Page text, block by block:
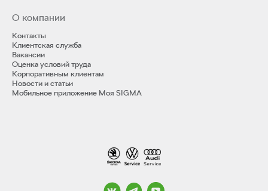
О компании
Контакты
Клиентская служба
Вакансии
Оценка условий труда
Корпоративным клиентам
Новости и статьи
Мобильное приложение Моя SIGMA